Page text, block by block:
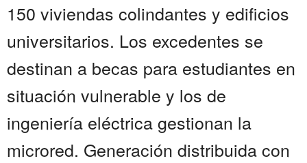
150 viviendas colindantes y edificios
universitarios. Los excedentes se
destinan a becas para estudiantes en
situación vulnerable y los de
ingeniería eléctrica gestionan la
microred. Generación distribuida con